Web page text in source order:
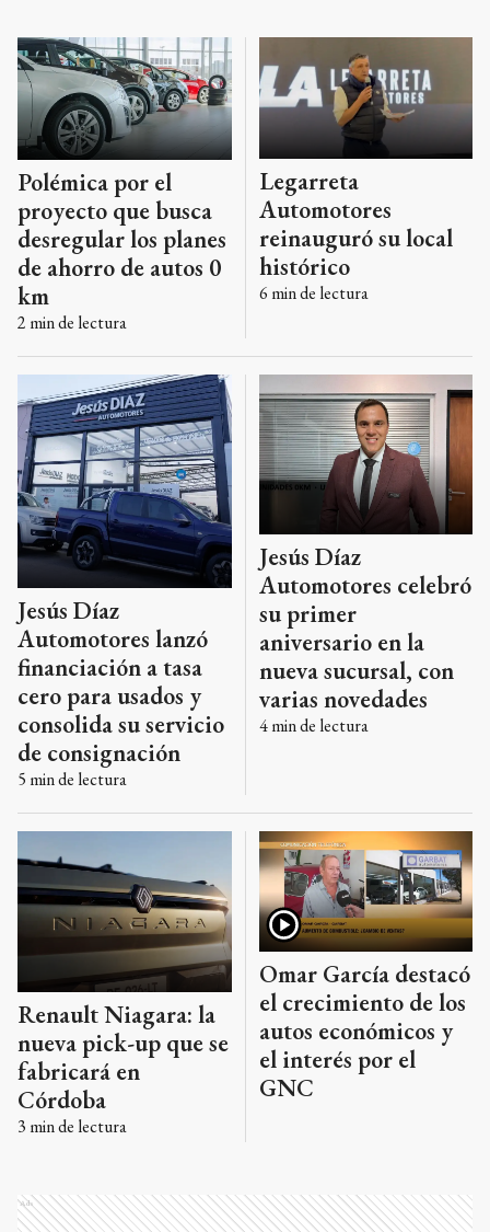
Polémica por el
proyecto que busca
desregular los planes
de ahorro de autos 0
km
2 min de lectura
Legarreta
Automotores
reinauguró su local
histórico
6 min de lectura
Jesús Díaz
Automotores lanzó
financiación a tasa
cero para usados y
consolida su servicio
de consignación
5 min de lectura
Jesús Díaz
Automotores celebró
su primer
aniversario en la
nueva sucursal, con
varias novedades
4min de lectura
Renault Niagara: la
nueva pick-up que se
fabricará en
Córdoba
3 min de lectura
Omar García destacó
el crecimiento de los
autos económicos y
el interés por el
GNC
Ads